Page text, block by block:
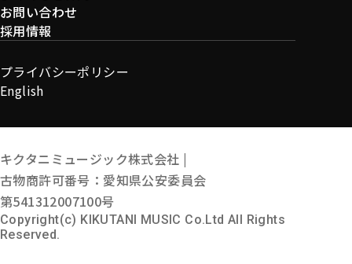
お問い合わせ
採用情報
プライバシーポリシー
English
キクタニミュージック株式会社 |
古物商許可番号：愛知県公安委員会
第541312007100号
Copyright(c) KIKUTANI MUSIC Co.Ltd All Rights
Reserved.